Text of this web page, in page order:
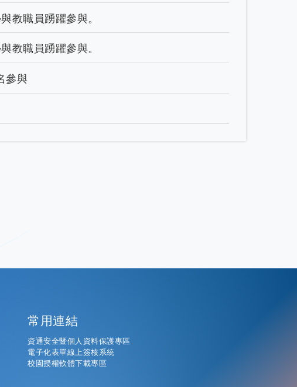
教職員踴躍參與。
教職員踴躍參與。
參與
常用連結
資通安全暨個人資料保護專區
電子化表單線上簽核系統
校園授權軟體下載專區